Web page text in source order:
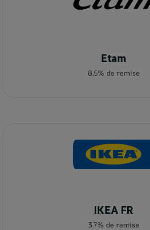
Etam
8.5% de remise
IKEA FR
3.7% de remise